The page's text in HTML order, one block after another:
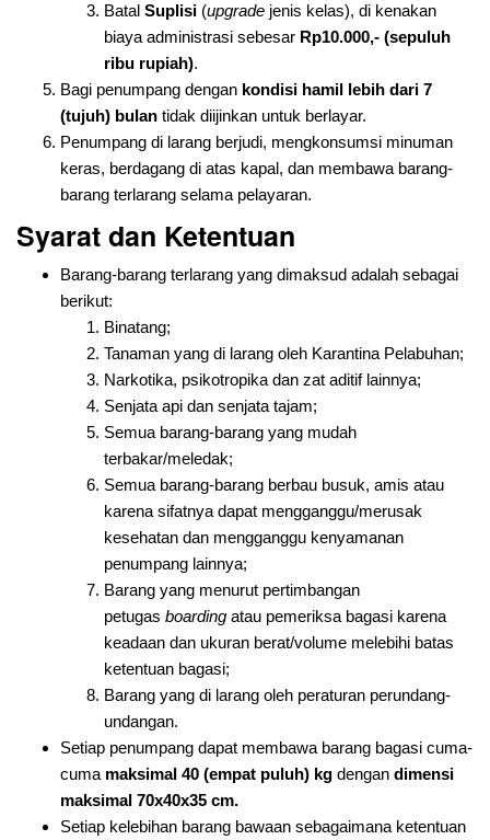
Batal Suplisi (upgrade jenis kelas), di kenakan
biaya administrasi sebesar Rp10.000,- (sepuluh
ribu rupiah).
Bagi penumpang dengan kondisi hamil lebih dari 7
(tujuh) bulan tidak diijinkan untuk berlayar.
Penumpang di larang berjudi, mengkonsumsi minuman
keras, berdagang di atas kapal, dan membawa barang-
barang terlarang selama pelayaran.
Syarat dan Ketentuan
Barang-barang terlarang yang dimaksud adalah sebagai
berikut:
Binatang;
Tanaman yang di larang oleh Karantina Pelabuhan;
Narkotika, psikotropika dan zat aditif lainnya;
Senjata api dan senjata tajam;
Semua barang-barang yang mudah
terbakar/meledak;
Semua barang-barang berbau busuk, amis atau
karena sifatnya dapat mengganggu/merusak
kesehatan dan mengganggu kenyamanan
penumpang lainnya;
Barang yang menurut pertimbangan
petugas boarding atau pemeriksa bagasi karena
keadaan dan ukuran berat/volume melebihi batas
ketentuan bagasi;
Barang yang di larang oleh peraturan perundang-
undangan.
Setiap penumpang dapat membawa barang bagasi cuma-
cuma maksimal 40 (empat puluh) kg dengan dimensi
maksimal 70x40x35 cm.
Setiap kelebihan barang bawaan sebagaimana ketentuan